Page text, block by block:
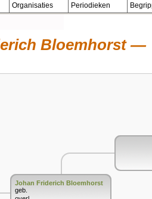
Organisaties Periodieken
Bloemhorst
Johan Friderich Bloemhorst
geb.